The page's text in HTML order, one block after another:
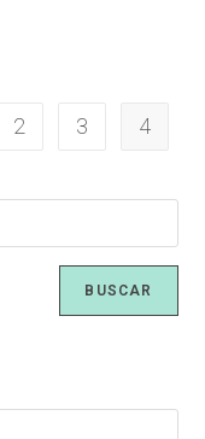
2 3 4
BUSCAR